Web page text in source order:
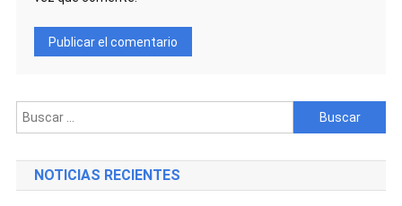
Buscar:
NOTICIAS RECIENTES